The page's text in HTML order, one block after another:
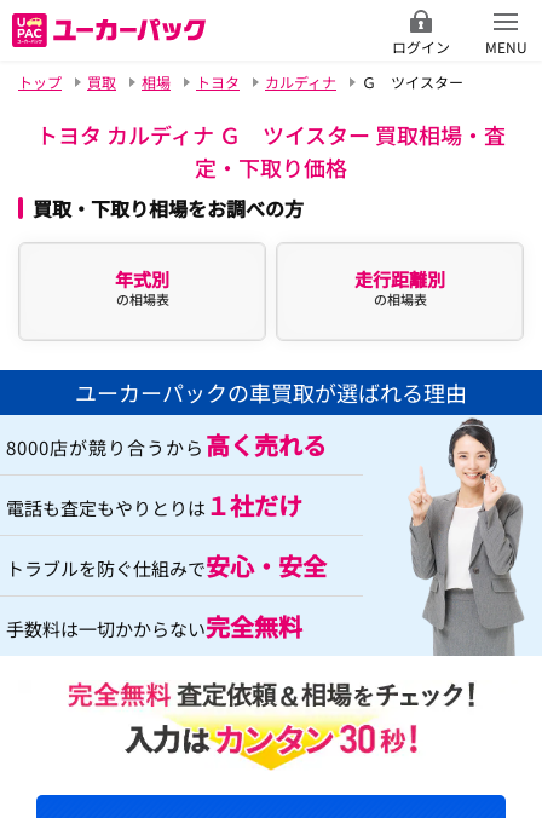
ログイン
MENU
トップ
買取 相場 トヨタ カルディナ Ｇ ツイスター
トヨタ カルディナ Ｇ ツイスター 買取相場・査
定・下取り価格
買取・下取り相場をお調べの方
年式別
の相場表
走行距離別
の相場表
ユーカーパックの車買取が選ばれる理由
8000店が競り合うから 高く売れる
電話も査定もやりとりは １社だけ
トラブルを防ぐ仕組みで安心・安全
手数料は一切かからない完全無料